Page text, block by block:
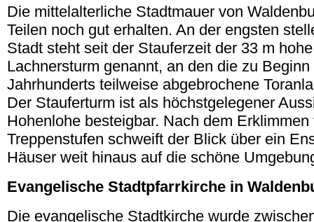
Die mittelalterliche Stadtmauer von
Teilen noch gut erhalten. An der engsten
Stadt steht seit der Stauferzeit der 33 m
Lachnersturm genannt, an den die zu
Jahrhunderts teilweise abgebrochene
Der Stauferturm ist als höchstgelegener
Hohenlohe besteigbar. Nach dem
Treppenstufen schweift der Blick über ein
Häuser weit hinaus auf die schöne
Evangelische Stadtpfarrkirche in
Die evangelische Stadtkirche wurde